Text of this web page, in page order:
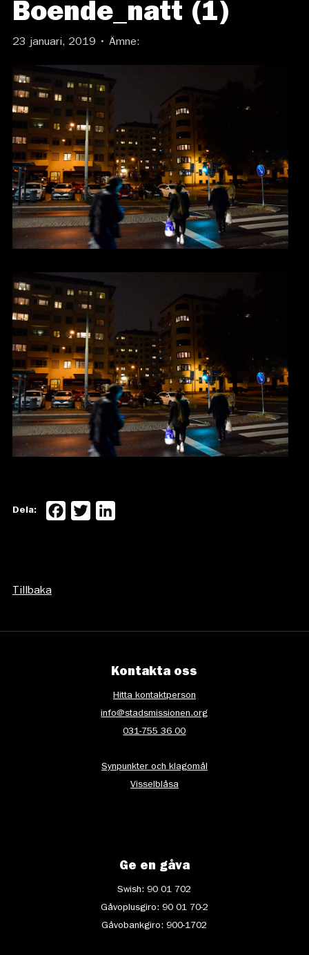
Boende_natt (1)
23 januari, 2019 • Ämne:
Dela: Facebook
Twitter
Tillbaka
Kontakta oss
Hitta kontaktperson
info@stadsmissionen.org
031-755 36 00
Synpunkter och klagomål
Visselblåsa
Ge en gåva
Swish: 90 01 702
Gåvoplusgiro: 90 01 70-2
Gåvobankgiro: 900-1702